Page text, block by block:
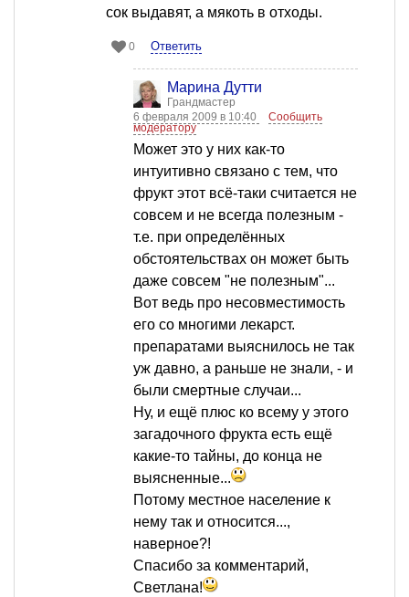
сок выдавят, а мякоть в отходы.
0 Ответить
Марина Дутти
Грандмастер
6 февраля 2009 в 10:40
Сообщить
модератору
Может это у них как-то
интуитивно связано с тем, что
фрукт этот всё-таки считается не
совсем и не всегда полезным -
т.е. при определённых
обстоятельствах он может быть
даже совсем "не полезным"...
Вот ведь про несовместимость
его со многими лекарст.
препаратами выяснилось не так
уж давно, а раньше не знали, - и
были смертные случаи...
Ну, и ещё плюс ко всему у этого
загадочного фрукта есть ещё
какие-то тайны, до конца не
выясненные...
Потому местное население к
нему так и относится...,
наверное?!
Спасибо за комментарий,
Светлана!